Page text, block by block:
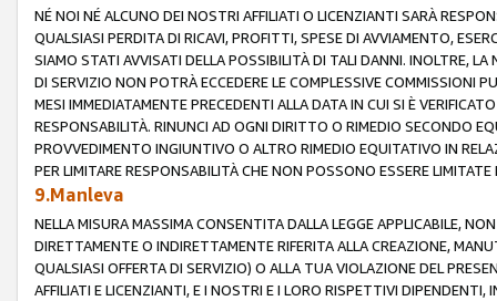
NÉ NOI NÉ ALCUNO DEI NOSTRI AFFILIATI O LICENZIANTI SARÀ
QUALSIASI PERDITA DI RICAVI, PROFITTI, SPESE DI AVVIAMENTO,
SIAMO STATI AVVISATI DELLA POSSIBILITÀ DI TALI DANNI. INOLTRE,
DI SERVIZIO NON POTRÀ ECCEDERE LE COMPLESSIVE COMMISSIONI
MESI IMMEDIATAMENTE PRECEDENTI ALLA DATA IN CUI SI È
RESPONSABILITÀ. RINUNCI AD OGNI DIRITTO O RIMEDIO SECONDO
PROVVEDIMENTO INGIUNTIVO O ALTRO RIMEDIO EQUITATIVO IN
PER LIMITARE RESPONSABILITÀ CHE NON POSSONO ESSERE LIMITATE
9.Manleva
NELLA MISURA MASSIMA CONSENTITA DALLA LEGGE APPLICABILE,
DIRETTAMENTE O INDIRETTAMENTE RIFERITA ALLA CREAZIONE,
QUALSIASI OFFERTA DI SERVIZIO) O ALLA TUA VIOLAZIONE DEL
AFFILIATI E LICENZIANTI, E I NOSTRI E I LORO RISPETTIVI